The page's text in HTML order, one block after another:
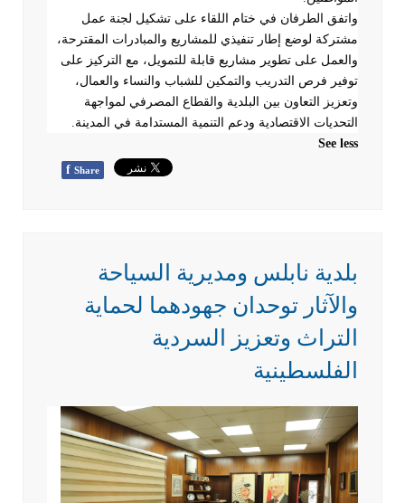
واتفق الطرفان في ختام اللقاء على تشكيل لجنة عمل
مشتركة لوضع إطار تنفيذي للمشاريع والمبادرات المقترحة،
والعمل على تطوير مشاريع قابلة للتمويل، مع التركيز على
توفير فرص التدريب والتمكين للشباب والنساء والعمال،
وتعزيز التعاون بين البلدية والقطاع المصرفي لمواجهة
التحديات الاقتصادية ودعم التنمية المستدامة في المدينة.
See less
f Share
بلدية نابلس ومديرية السياحة
والآثار توحدان جهودهما لحماية
التراث وتعزيز السردية
الفلسطينية